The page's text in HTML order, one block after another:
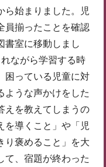
ら始まりました。児
員揃ったことを確認
書室に移動しまし
ながら学習する時
困っている児童に対
ような声かけをした
えを教えてしまうの
を導くこと」や「児
り褒めること」を大
て、宿題が終わった